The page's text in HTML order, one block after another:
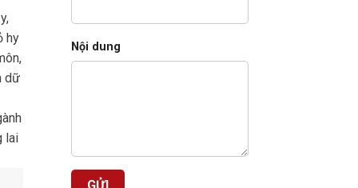
hy
dữ
lai
Nội dung